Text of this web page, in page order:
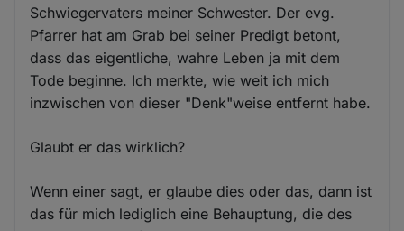
Schwiegervaters meiner Schwester. Der evg.
Pfarrer hat am Grab bei seiner Predigt betont,
dass das eigentliche, wahre Leben ja mit dem
Tode beginne. Ich merkte, wie weit ich mich
inzwischen von dieser "Denk"weise entfernt habe.
Glaubt er das wirklich?
Wenn einer sagt, er glaube dies oder das, dann ist
das für mich lediglich eine Behauptung, die des